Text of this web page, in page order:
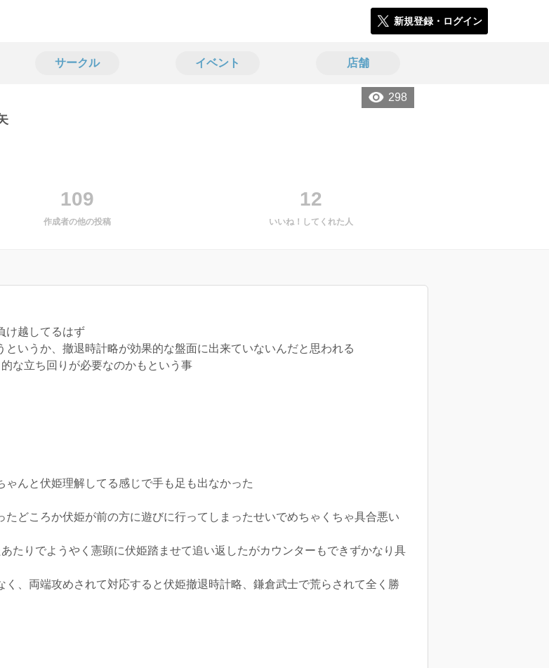
新規登録・ログイン
サークル イベント 店舗
298
109
作成者の他の投稿
12
いいね！してくれた人
け越してるはず
いうか、撤退時計略が効果的な盤面に出来ていないんだと思われる
な立ち回りが必要なのかもという事
んと伏姫理解してる感じで手も足も出なかった
たどころか伏姫が前の方に遊びに行ってしまったせいでめちゃくちゃ具合悪い
たりでようやく憲顕に伏姫踏ませて追い返したがカウンターもできずかなり具
く、両端攻めされて対応すると伏姫撤退時計略、鎌倉武士で荒らされて全く勝